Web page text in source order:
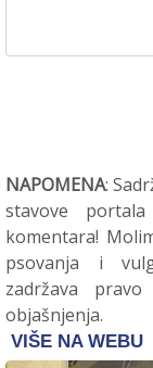
NAPOMENA:
stavove
komentara!
psovanja i
zadržava
objašnjenja.